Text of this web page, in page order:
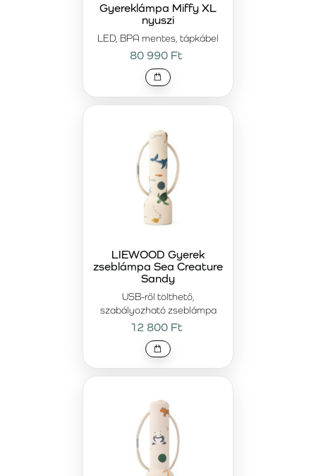
LED, BPA mentes, tápkábel
Gyereklámpa Miffy XL
nyuszi
80 990 Ft
USB-ről tölthető,
szabályozható zseblámpa
LIEWOOD Gyerek
zseblámpa Sea Creature
Sandy
12 800 Ft